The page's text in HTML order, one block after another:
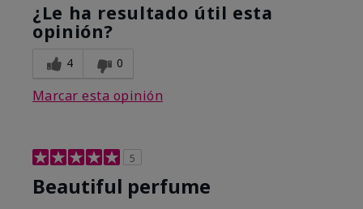
¿Le ha resultado útil esta
opinión?
4 0
Marcar esta opinión
5
Beautiful perfume